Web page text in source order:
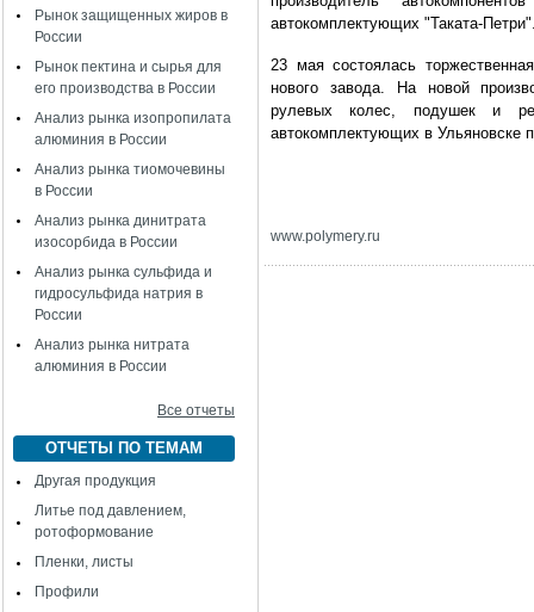
Рынок защищенных жиров в
России
Рынок пектина и сырья для
его производства в России
Анализ рынка изопропилата
алюминия в России
Анализ рынка тиомочевины
в России
Анализ рынка динитрата
изосорбида в России
Анализ рынка сульфида и
гидросульфида натрия в
России
Анализ рынка нитрата
алюминия в России
Все отчеты
ОТЧЕТЫ ПО ТЕМАМ
Другая продукция
Литье под давлением,
ротоформование
Пленки, листы
Профили
автокомплектующих "Таката-
23 мая состоялась
нового завода. На новой
рулевых колес, подушек и
автокомплектующих в Ульяновске
www.polymery.ru